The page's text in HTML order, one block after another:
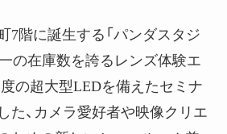
7階に誕生する「パンダスタジ
一の在庫数を誇るレンズ体験エ
度の超大型LEDを備えたセミナ
た、カメラ愛好者や映像クリエ